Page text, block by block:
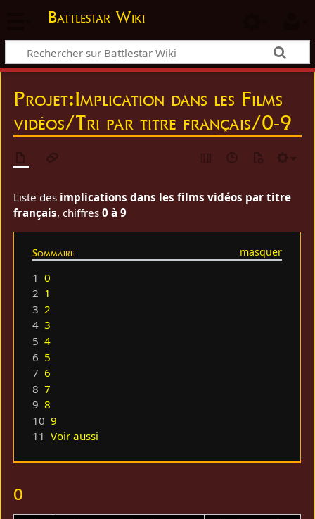
Battlestar Wiki
Projet:Implication dans les Films
vidéos/Tri par titre français/0-9
Liste des implications dans les films vidéos par titre
français, chiffres0 à 9
Sommaire
1 0
2 1
3 2
4 3
5 4
6 5
7 6
8 7
9 8
10 9
11 Voir aussi
0